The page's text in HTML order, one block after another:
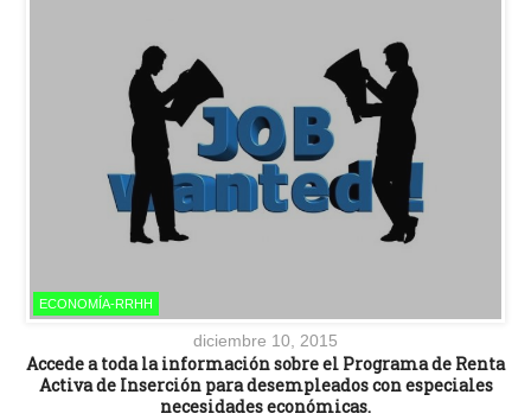
ECONOMÍA-RRHH
diciembre 10, 2015
Accede a toda la información sobre el Programa de Renta
Activa de Inserción para desempleados con especiales
necesidades económicas.